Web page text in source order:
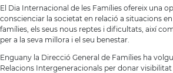
El Dia Internacional de les Famílies ofereix una
conscienciar la societat en relació a situacions
famílies, els seus nous reptes i dificultats, així
per a la seva millora i el seu benestar.
Enguany la Direcció General de Famílies ha
Relacions Intergeneracionals per donar visibilitat